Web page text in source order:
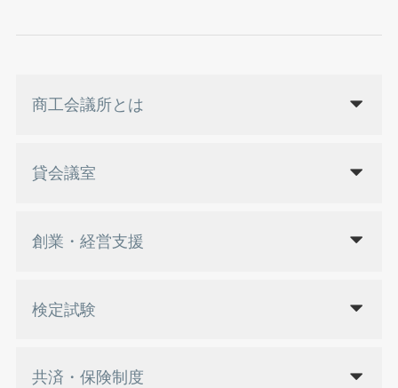
商工会議所とは
貸会議室
創業・経営支援
検定試験
共済・保険制度